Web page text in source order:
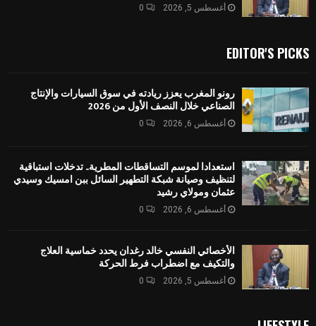
أغسطس 5, 2026 0
EDITOR'S PICKS
رونو المغرب يعزز ريادته في سوق السيارات والإنتاج
الصناعي خلال النصف الأول من 2026
أغسطس 6, 2026 0
استعدادا لموسم التساقطات المطرية.. تدخلات استباقية
لتنظيف وصيانة شبكة التطهير السائل ببن امسيك وسيدي
عثمان ومولاي رشيد
أغسطس 6, 2026 0
الأخصائي النفسي خالد رغدان يحدد خماسية العلاج
والتكيف مع اضطراب فرط الحركة
أغسطس 5, 2026 0